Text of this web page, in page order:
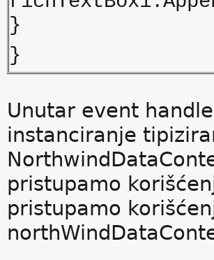
}
}
Unutar event
instanciranje
pristupamo
pristupamo